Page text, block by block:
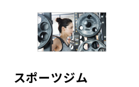
スポーツジム